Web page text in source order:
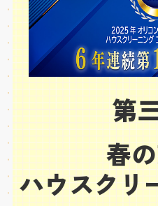
第
春
ハウスクリ